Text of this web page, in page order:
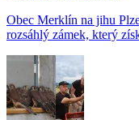
Obec Merklín na jihu
rozsáhlý zámek, který